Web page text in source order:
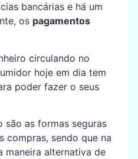
bancárias e há um
os pagamentos
circulando no
hoje em dia tem
poder fazer o seus
são as formas seguras
compras, sendo que na
maneira alternativa de